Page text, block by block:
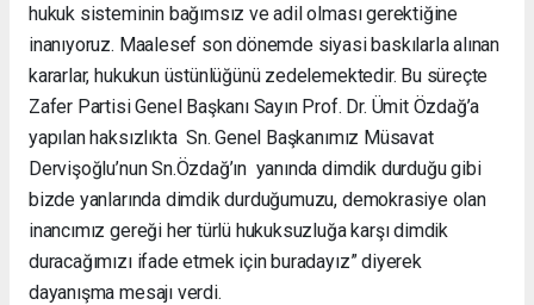
hukuk sisteminin bağımsız ve adil olması gerektiğine
inanıyoruz. Maalesef son dönemde siyasi baskılarla alınan
kararlar, hukukun üstünlüğünü zedelemektedir. Bu süreçte
Zafer Partisi Genel Başkanı Sayın Prof. Dr. Ümit Özdağ’a
yapılan haksızlıkta Sn. Genel Başkanımız Müsavat
Dervişoğlu’nun Sn.Özdağ’ın yanında dimdik durduğu gibi
bizde yanlarında dimdik durduğumuzu, demokrasiye olan
inancımız gereği her türlü hukuksuzluğa karşı dimdik
duracağımızı ifade etmek için buradayız” diyerek
dayanışma mesajı verdi.